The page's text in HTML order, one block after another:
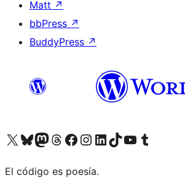
Matt ↗
bbPress ↗
BuddyPress ↗
Visit our X (formerly Twitter) account
Visit our Bluesky account
Visit our Mastodon account
Visit our Threads account
Visita nuestra página de Facebook
Visita nuestra cuenta de Instagram
Visita nuestra cuenta de LinkedIn
Visit our TikTok account
Visita nuestro canal de YouTube
Visit our Tumblr account
El código es poesía.